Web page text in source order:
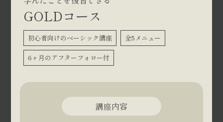
GOLDコース
初心者向けのベーシック講座 全5メニュー
6ヶ月のアフターフォロー付
講座内容